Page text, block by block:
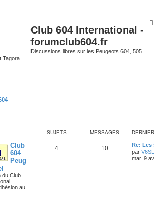
Club 604 International -
forumclub604.fr
Discussions libres sur les Peugeots 604, 505
Tagora
SUJETS MESSAGES
Club
604
Peug
du Club
au
4 10
Re: Les
par V6SL
mar. 9